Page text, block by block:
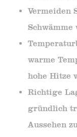
Vermeiden
warme
hohe Hitze
Richtige
gründlich
Aussehen